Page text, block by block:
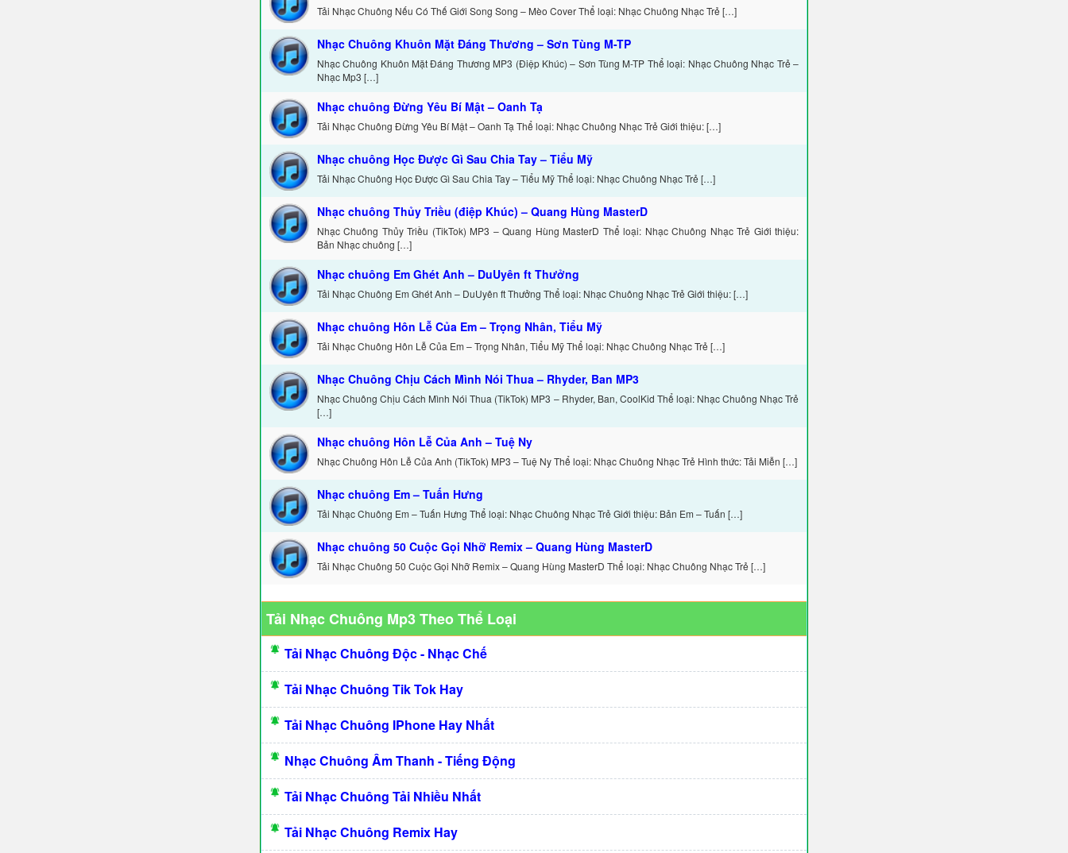
Tải Nhạc Chuông Nếu Có Thế Giới Song Song – Mèo Cover Thể loại: Nhạc Chuông Nhạc Trẻ […]
Nhạc Chuông Khuôn Mặt Đáng Thương – Sơn Tùng M-TP
Nhạc Chuông Khuôn Mặt Đáng Thương MP3 (Điệp Khúc) – Sơn Tùng M-TP Thể loại: Nhạc Chuông Nhạc Trẻ –
Nhạc Mp3 […]
Nhạc chuông Đừng Yêu Bí Mật – Oanh Tạ
Tải Nhạc Chuông Đừng Yêu Bí Mật – Oanh Tạ Thể loại: Nhạc Chuông Nhạc Trẻ Giới thiệu: […]
Nhạc chuông Học Được Gì Sau Chia Tay – Tiểu Mỹ
Tải Nhạc Chuông Học Được Gì Sau Chia Tay – Tiểu Mỹ Thể loại: Nhạc Chuông Nhạc Trẻ […]
Nhạc chuông Thủy Triều (điệp Khúc) – Quang Hùng MasterD
Nhạc Chuông Thủy Triều (TikTok) MP3 – Quang Hùng MasterD Thể loại: Nhạc Chuông Nhạc Trẻ Giới thiệu:
Bản Nhạc chuông […]
Nhạc chuông Em Ghét Anh – DuUyên ft Thưởng
Tải Nhạc Chuông Em Ghét Anh – DuUyên ft Thưởng Thể loại: Nhạc Chuông Nhạc Trẻ Giới thiệu: […]
Nhạc chuông Hôn Lễ Của Em – Trọng Nhân, Tiểu Mỹ
Tải Nhạc Chuông Hôn Lễ Của Em – Trọng Nhân, Tiểu Mỹ Thể loại: Nhạc Chuông Nhạc Trẻ […]
Nhạc Chuông Chịu Cách Mình Nói Thua – Rhyder, Ban MP3
Nhạc Chuông Chịu Cách Mình Nói Thua (TikTok) MP3 – Rhyder, Ban, CoolKid Thể loại: Nhạc Chuông Nhạc Trẻ
[…]
Nhạc chuông Hôn Lễ Của Anh – Tuệ Ny
Nhạc Chuông Hôn Lễ Của Anh (TikTok) MP3 – Tuệ Ny Thể loại: Nhạc Chuông Nhạc Trẻ Hình thức: Tải Miễn […]
Nhạc chuông Em – Tuấn Hưng
Tải Nhạc Chuông Em – Tuấn Hưng Thể loại: Nhạc Chuông Nhạc Trẻ Giới thiệu: Bản Em – Tuấn […]
Nhạc chuông 50 Cuộc Gọi Nhỡ Remix – Quang Hùng MasterD
Tải Nhạc Chuông 50 Cuộc Gọi Nhỡ Remix – Quang Hùng MasterD Thể loại: Nhạc Chuông Nhạc Trẻ […]
Tải Nhạc Chuông Mp3 Theo Thể Loại
Tải Nhạc Chuông Độc - Nhạc Chế
Tải Nhạc Chuông Tik Tok Hay
Tải Nhạc Chuông IPhone Hay Nhất
Nhạc Chuông Âm Thanh - Tiếng Động
Tải Nhạc Chuông Tải Nhiều Nhất
Tải Nhạc Chuông Remix Hay